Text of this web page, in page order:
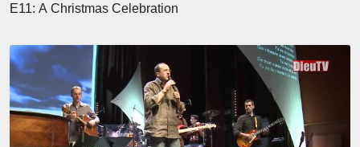
E11: A Christmas Celebration